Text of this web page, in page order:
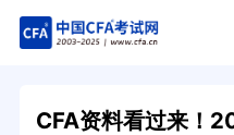
CFA资料看过来！